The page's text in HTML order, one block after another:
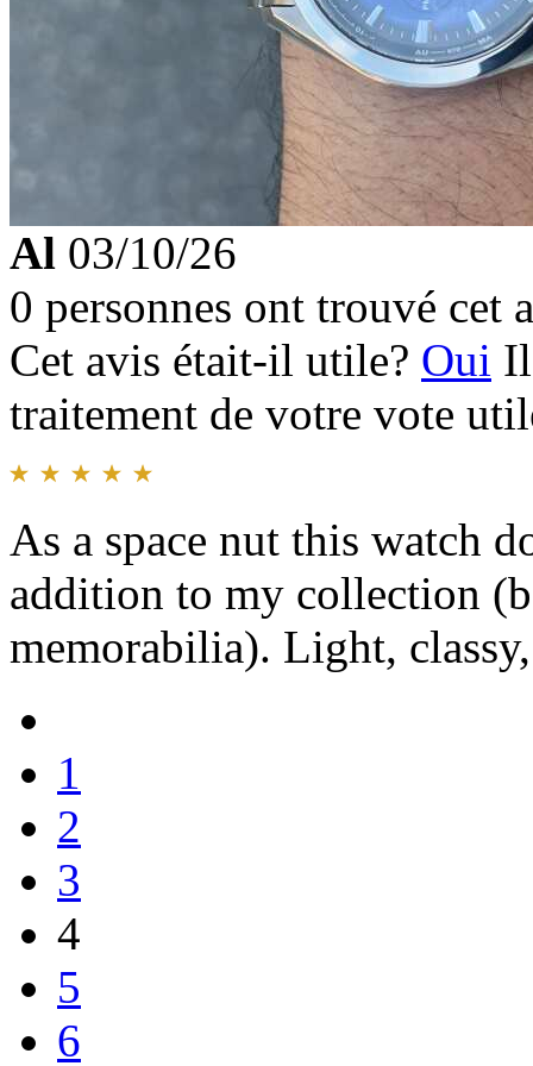
Al 03/10/26
0 personnes ont trouvé cet
Cet avis était-il utile? Oui
traitement de votre vote
As a space nut this watch
addition to my collection
memorabilia). Light,
1
2
3
4
5
6